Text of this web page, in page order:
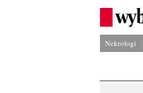
Nekrologi